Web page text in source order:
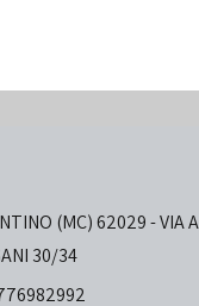
(MC) 62029 - VIA
30/34